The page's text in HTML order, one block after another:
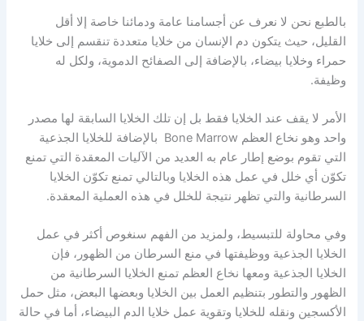
بالطبع نحن لا نعرف عن أجسامنا عامة ودمائنا خاصة إلا أقل
القليل، حيث يتكون دم الإنسان من خلايا متعددة تنقسم إلى خلايا
حمراء وخلايا بيضاء، بالإضافة إلى الصفائح الدموية، ولكل له
وظيفة.
الأمر لا يقف عند الخلايا فقط بل إن تلك الخلايا السابقة لها مصدر
واحد وهو نخاع العظم Bone Marrow بالإضافة للخلايا الجذعية
التي تقوم بوضع إطار عام به العديد من الآليات المعقدة التي تمنع
تكوّن أي خلل في عمل هذه الخلايا وبالتالي تمنع تكوّن الخلايا
السرطانية والتي تظهر نتيجة للخلل في هذه العملية المعقدة.
وفي محاولة للتبسيط، ولمزيد من الفهم سنغوص أكثر في عمل
الخلايا الجذعية ووظيفتها في منع السرطان من الظهور، فإن
الخلايا الجذعية ومعها نخاع العظم تمنع الخلايا السرطانية من
الظهور والتطور بتنظيم العمل بين الخلايا وبعضها البعض، مثل حمل
الأكسجين ونقله للخلايا وتقوية عمل خلايا الدم البيضاء، أما في حالة